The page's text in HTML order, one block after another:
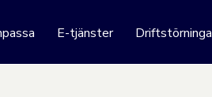
E-tjänster